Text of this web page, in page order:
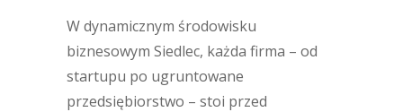
W dynamicznym środowisku
biznesowym Siedlec, każda firma – od
startupu po ugruntowane
przedsiębiorstwo – stoi przed